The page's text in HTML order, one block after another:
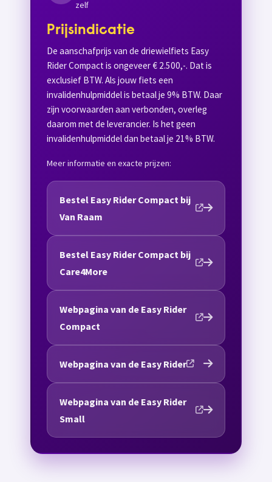
zelf
Prijsindicatie
De aanschafprijs van de driewielfiets Easy
Rider Compact is ongeveer € 2.500,-. Dat is
exclusief BTW. Als jouw fiets een
invalidenhulpmiddel is betaal je 9% BTW. Daar
zijn voorwaarden aan verbonden, overleg
daarom met de leverancier. Is het geen
invalidenhulpmiddel dan betaal je 21% BTW.
Meer informatie en exacte prijzen:
Bestel Easy Rider Compact bij
Van Raam
Bestel Easy Rider Compact bij
Care4More
Webpagina van de Easy Rider
Compact
Webpagina van de Easy Rider
Webpagina van de Easy Rider
Small